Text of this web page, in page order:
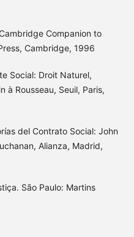
Companion to
Cambridge, 1996
Social: Droit Naturel,
à Rousseau, Seuil, Paris,
del Contrato Social: John
Alianza, Madrid,
São Paulo: Martins